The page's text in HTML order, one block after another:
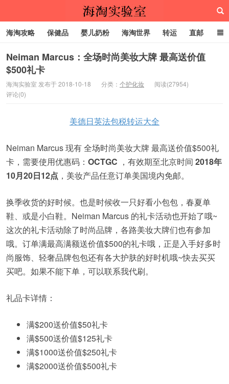
海淘实验室
海淘攻略 保健品 婴儿奶粉 海淘世界 转运 直邮
代购服务
Neiman Marcus：全场时尚美妆大牌 最高送价值
$500礼卡
海淘实验室 发布于 2018-10-18 分类： 个护化妆
阅读(27954)
评论(0)
美德日英法包税转运大全
Neiman Marcus 现有 全场时尚美妆大牌 最高送价值$500礼
卡，需要使用优惠码： OCTGC ，有效期至北京时间 2018年
10月20日12点 ，美妆产品任意订单美国境内免邮。
换季收货的好时候。也是时候收一只好看小包包，春夏单
鞋、或是小白鞋。Neiman Marcus 的礼卡活动也开始了哦~
这次的礼卡活动除了时尚品牌，各路美妆大牌们也有参加
哦。订单满最高满额送价值$500的礼卡哦，正是入手好多时
尚服饰、轻奢品牌包包还有各大护肤的好时机哦~快去买买
买吧。如果不能下单，可以联系我代刷。
礼品卡详情：
满$200送价值$50礼卡
满$500送价值$125礼卡
满$1000送价值$250礼卡
满$2000送价值$500礼卡